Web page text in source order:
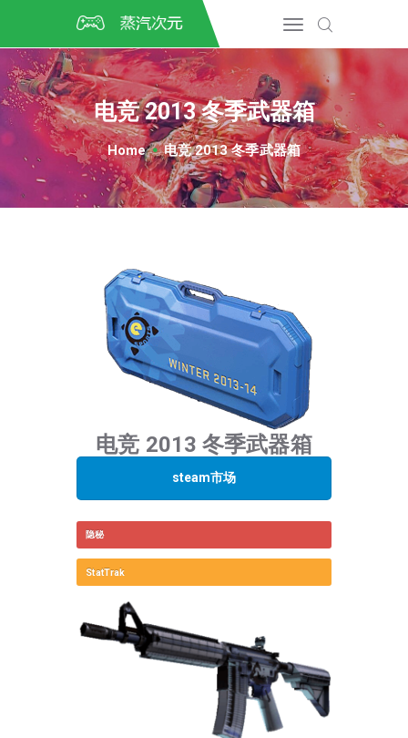
电竞 2013 冬季武器箱
Home 电竞 2013 冬季武器箱
CSGO开箱
DOTA2开箱
开箱教程
CSGO/DOTA2/绝地求生第
三方开箱
COSPLAY
CSGO刀
CSGO箱子
电竞 2013 冬季武器箱
steam市场
隐秘
StatTrak